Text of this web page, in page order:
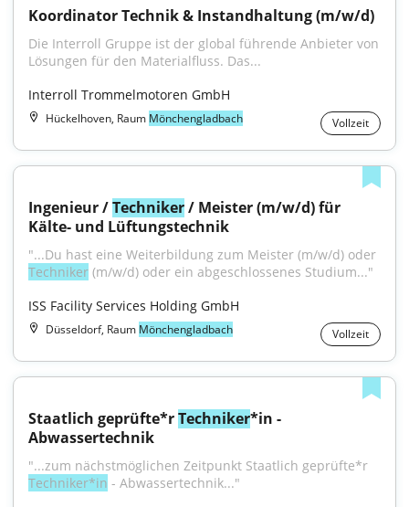
Koordinator Technik & Instandhaltung (m/w/d)
Die Interroll Gruppe ist der global führende Anbieter von
Lösungen für den Materialfluss. Das...
Interroll Trommelmotoren GmbH
Hückelhoven, Raum Mönchengladbach Vollzeit
Ingenieur / Techniker / Meister (m/w/d) für
Kälte- und Lüftungstechnik
Techniker (m/w/d) oder ein abgeschlossenes Studium..."
ISS Facility Services Holding GmbH
Düsseldorf, Raum Mönchengladbach Vollzeit
Staatlich geprüfte*r Techniker*in -
Abwassertechnik
Techniker*in - Abwassertechnik..."